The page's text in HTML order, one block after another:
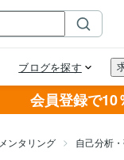
会員登録で10
ンタリング 自己分析